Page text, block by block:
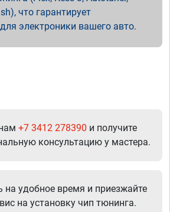
что гарантирует
электроники вашего авто.
+7 3412 278390 и получите
консультацию у мастера.
на удобное время и приезжайте
на установку чип тюнинга.